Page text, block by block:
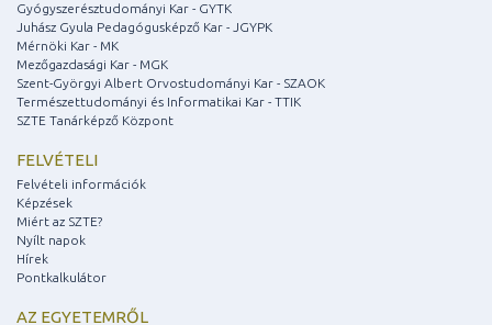
Gyógyszerésztudományi Kar - GYTK
Juhász Gyula Pedagógusképző Kar - JGYPK
Mérnöki Kar - MK
Mezőgazdasági Kar - MGK
Szent-Györgyi Albert Orvostudományi Kar - SZAOK
Természettudományi és Informatikai Kar - TTIK
SZTE Tanárképző Központ
FELVÉTELI
Felvételi információk
Képzések
Miért az SZTE?
Nyílt napok
Hírek
Pontkalkulátor
AZ EGYETEMRŐL